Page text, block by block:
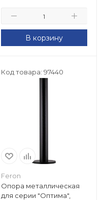
В корзину
Код товара: 97440
Feron
Опора металлическая
для серии "Оптима",